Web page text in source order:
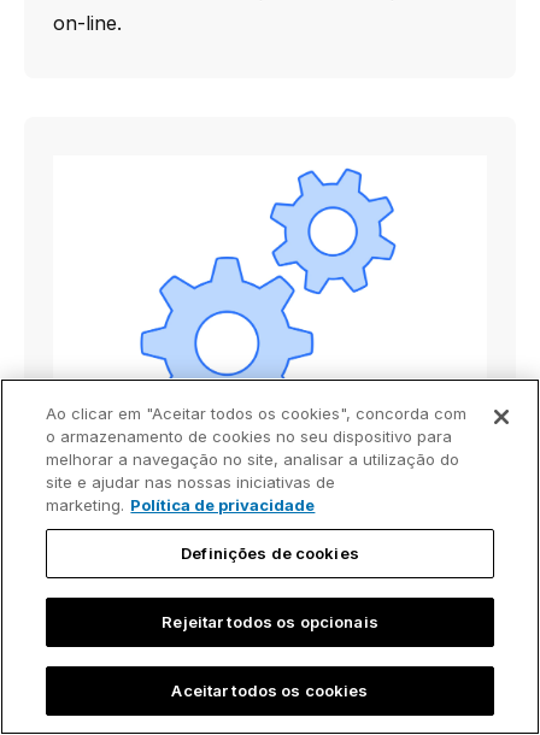
on-line.
Automação avançada
Vincule elementos individuais ou modelos de
apresentação completos via API. Funciona
com qualquer fonte compatível com
exportações no formato JSON.
Ao clicar em "Aceitar todos os cookies", concorda com
o armazenamento de cookies no seu dispositivo para
melhorar a navegação no site, analisar a utilização do
site e ajudar nas nossas iniciativas de
marketing. Política de privacidade
Definições de cookies
Rejeitar todos os opcionais
Aceitar todos os cookies